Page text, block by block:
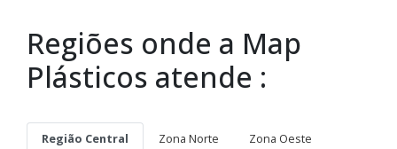
Regiões onde a Map
Plásticos atende :
Região Central Zona Norte
Zona Oeste